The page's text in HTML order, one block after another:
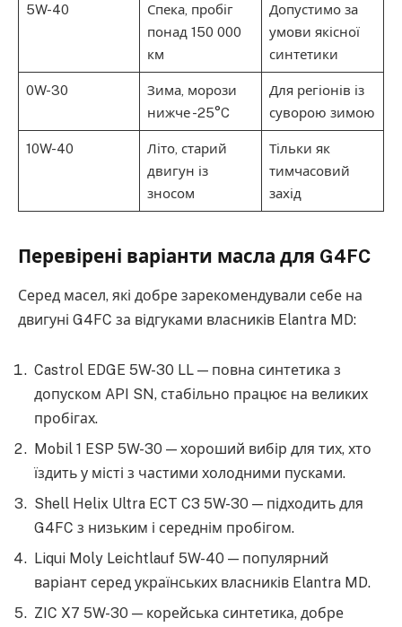
5W-40
Спека, пробіг
понад 150 000
км
Допустимо за
умови якісної
синтетики
0W-30
Зима, морози
нижче -25°C
Для регіонів із
суворою зимою
10W-40
Літо, старий
двигун із
зносом
Тільки як
тимчасовий
захід
Перевірені варіанти масла для G4FC
Серед масел, які добре зарекомендували себе на
двигуні G4FC за відгуками власників Elantra MD:
Castrol EDGE 5W-30 LL — повна синтетика з
допуском API SN, стабільно працює на великих
пробігах.
Mobil 1 ESP 5W-30 — хороший вибір для тих, хто
їздить у місті з частими холодними пусками.
Shell Helix Ultra ECT C3 5W-30 — підходить для
G4FC з низьким і середнім пробігом.
Liqui Moly Leichtlauf 5W-40 — популярний
варіант серед українських власників Elantra MD.
ZIC X7 5W-30 — корейська синтетика, добре